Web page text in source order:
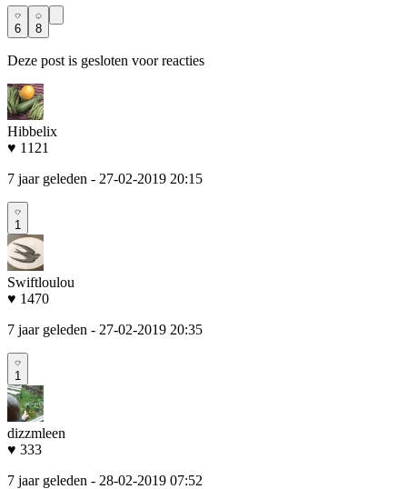
6 8
Deze post is gesloten voor reacties
Hibbelix
♥ 1121
7 jaar geleden - 27-02-2019 20:15
1
Swiftloulou
♥ 1470
7 jaar geleden - 27-02-2019 20:35
1
dizzmleen
♥ 333
7 jaar geleden - 28-02-2019 07:52